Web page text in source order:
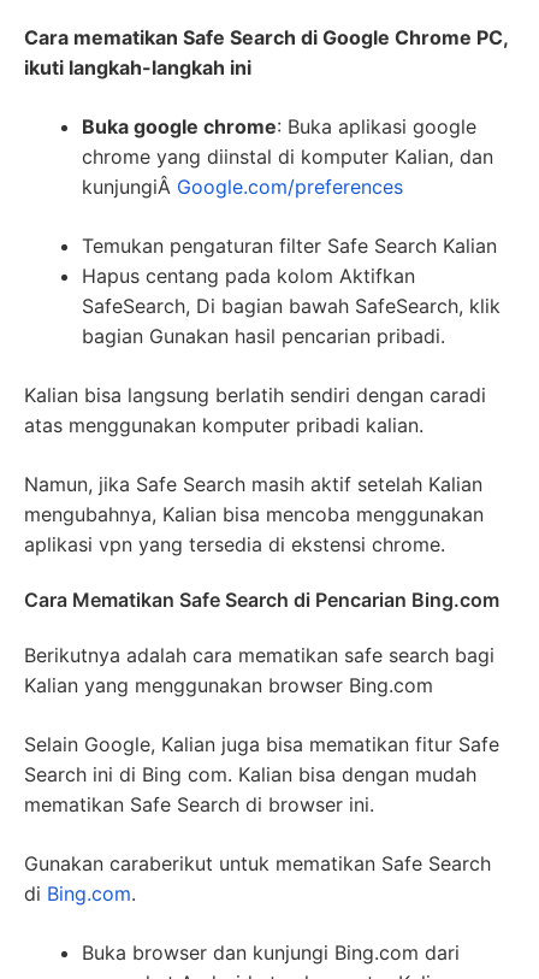
Cara mematikan Safe Search di Google Chrome PC,
ikuti langkah-langkah ini
Buka google chrome: Buka aplikasi google
chrome yang diinstal di komputer Kalian, dan
kunjungiÂ Google.com/preferences
Temukan pengaturan filter Safe Search Kalian
Hapus centang pada kolom Aktifkan
SafeSearch, Di bagian bawah SafeSearch, klik
bagian Gunakan hasil pencarian pribadi.
Kalian bisa langsung berlatih sendiri dengan caradi
atas menggunakan komputer pribadi kalian.
Namun, jika Safe Search masih aktif setelah Kalian
mengubahnya, Kalian bisa mencoba menggunakan
aplikasi vpn yang tersedia di ekstensi chrome.
Cara Mematikan Safe Search di Pencarian Bing.com
Berikutnya adalah cara mematikan safe search bagi
Kalian yang menggunakan browser Bing.com
Selain Google, Kalian juga bisa mematikan fitur Safe
Search ini di Bing com. Kalian bisa dengan mudah
mematikan Safe Search di browser ini.
Gunakan caraberikut untuk mematikan Safe Search
di Bing.com.
Buka browser dan kunjungi Bing.com dari